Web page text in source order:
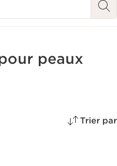
peaux
Trier par